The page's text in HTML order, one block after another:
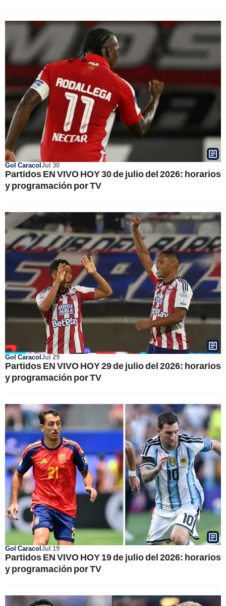
Gol CaracolJul 30
Partidos EN VIVO HOY 30 de julio del 2026: horarios
y programación por TV
Gol CaracolJul 29
Partidos EN VIVO HOY 29 de julio del 2026: horarios
y programación por TV
Gol CaracolJul 19
Partidos EN VIVO HOY 19 de julio del 2026: horarios
y programación por TV